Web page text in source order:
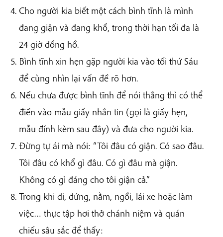
Cho người kia biết một cách bình tĩnh là mình
đang giận và đang khổ, trong thời hạn tối đa là
24 giờ đồng hồ.
Bình tĩnh xin hẹn gặp người kia vào tối thứ Sáu
để cùng nhìn lại vấn đề rõ hơn.
Nếu chưa được bình tĩnh để nói thẳng thì có thể
điền vào mẫu giấy nhắn tin (gọi là giấy hẹn,
mẫu đính kèm sau đây) và đưa cho người kia.
Đừng tự ái mà nói: “Tôi đâu có giận. Có sao đâu.
Tôi đâu có khổ gì đâu. Có gì đâu mà giận.
Không có gì đáng cho tôi giận cả.”
Trong khi đi, đứng, nằm, ngồi, lái xe hoặc làm
việc… thực tập hơi thở chánh niệm và quán
chiếu sâu sắc để thấy: